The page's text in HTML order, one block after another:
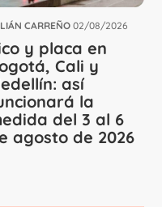
CARREÑO02/08/2026
y placa en
Cali y
así
la
del 3 al 6
agosto de 2026